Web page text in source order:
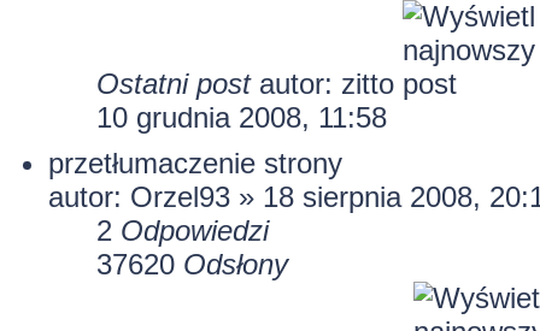
Ostatni post autor: zitto
10 grudnia 2008, 11:58
przetłumaczenie strony
autor: Orzel93 » 18 sierpnia 2008,
2 Odpowiedzi
37620 Odsłony